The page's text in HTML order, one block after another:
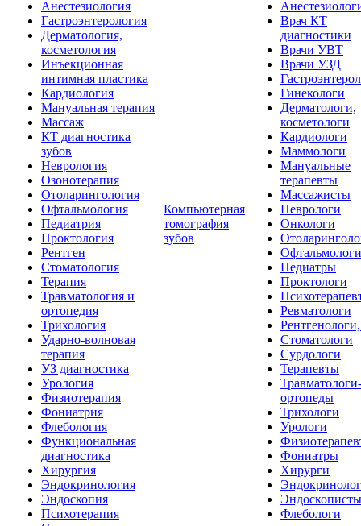
Анестезиология
Гастроэнтерология
Дерматология,
косметология
Инъекционная
интимная пластика
Кардиология
Мануальная терапия
Массаж
КТ диагностика
зубов
Неврология
Озонотерапия
Отоларингология
Офтальмология
Педиатрия
Проктология
Рентген
Стоматология
Терапия
Травматология и
ортопедия
Трихология
Ударно-волновая
терапия
УЗ диагностика
Урология
Физиотерапия
Фониатрия
Флебология
Функциональная
диагностика
Хирургия
Эндокринология
Эндоскопия
Психотерапия
Компьютерная
томография
зубов
Врач КТ
диагностики
Врачи УВТ
Врачи УЗД
Гинекологи
Дерматологи,
косметологи
Кардиологи
Маммологи
Мануальные
терапевты
Массажисты
Неврологи
Онкологи
Офтальмологи
Педиатры
Проктологи
Ревматологи
Стоматологи
Сурдологи
Терапевты
Травматологи-
ортопеды
Трихологи
Урологи
Фониатры
Хирурги
Эндоскописты
Флебологи